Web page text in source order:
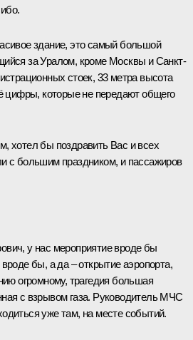
здание, это самый большой
за Уралом, кроме Москвы и Санкт-
стоек, 33 метра высота
цифры, которые не передают общего
хотел бы поздравить Вас и всех
с большим праздником, и пассажиров
у нас мероприятие вроде бы
бы, а да – открытие аэропорта,
огромному, трагедия большая
с взрывом газа. Руководитель МЧС
уже там, на месте событий.